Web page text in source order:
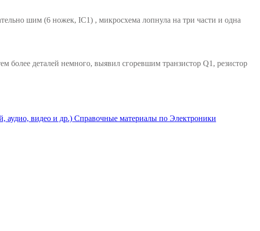
шим (6 ножек, IC1) , микросхема лопнула на три части и одна
более деталей немного, выявил сгоревшим транзистор Q1, резистор
видео и др.) Справочные материалы по Электроники